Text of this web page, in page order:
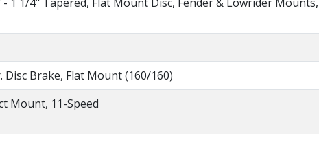
Disc Brake, Flat Mount (160/160)
Mount, 11-Speed